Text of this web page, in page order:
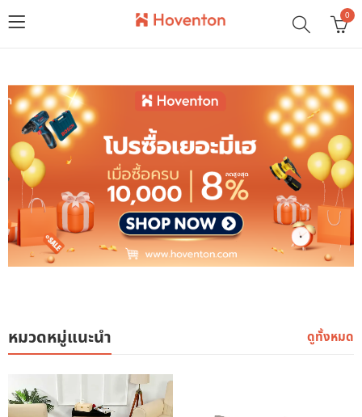
0
หมวดหมู่แนะนำ ดูทั้งหมด